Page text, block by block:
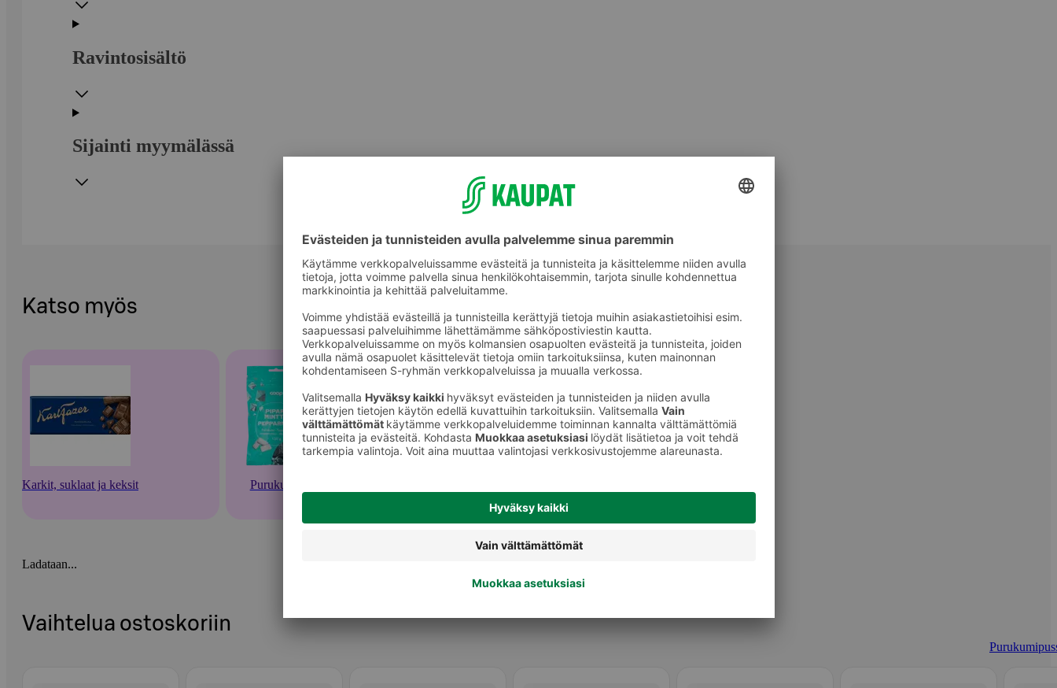
Ravintosisältö
Sijainti myymälässä
Katso myös
Karkit, suklaat ja keksit Purukumit
Ladataan...
Vaihtelua ostoskoriin